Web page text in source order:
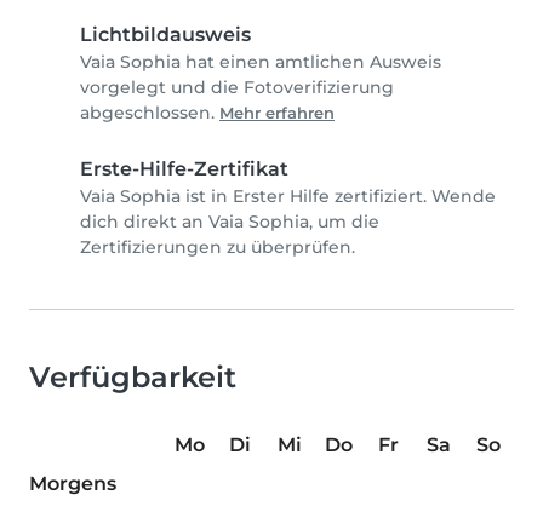
Lichtbildausweis
Vaia Sophia hat einen amtlichen Ausweis
vorgelegt und die Fotoverifizierung
abgeschlossen. Mehr erfahren
Erste-Hilfe-Zertifikat
Vaia Sophia ist in Erster Hilfe zertifiziert. Wende
dich direkt an Vaia Sophia, um die
Zertifizierungen zu überprüfen.
Verfügbarkeit
Mo Di Mi Do Fr Sa
So
Morgens